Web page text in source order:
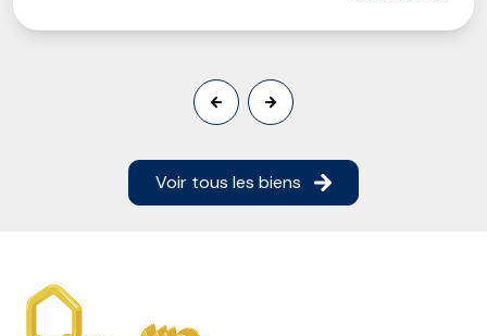
Voir tous les biens